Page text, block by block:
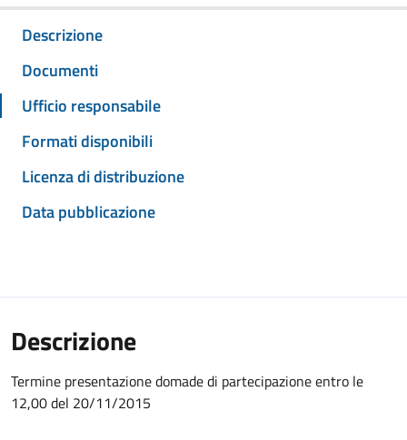
Descrizione
Documenti
Ufficio responsabile
Formati disponibili
Licenza di distribuzione
Data pubblicazione
Descrizione
Termine presentazione domade di partecipazione entro le
12,00 del 20/11/2015